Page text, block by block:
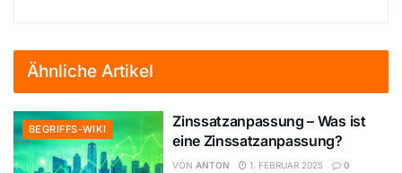
Ähnliche Artikel
BEGRIFFS-WIKI
Zinssatzanpassung – Was ist
eine Zinssatzanpassung?
VON ANTON 1. FEBRUAR 2025 0